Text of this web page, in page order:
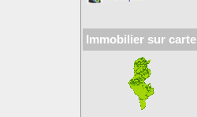
Immobilier sur carte